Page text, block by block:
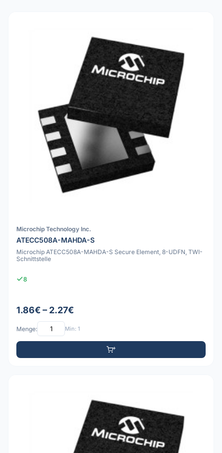
Microchip Technology Inc.
ATECC508A-MAHDA-S
Microchip ATECC508A-MAHDA-S Secure Element, 8-UDFN, TWI-
Schnittstelle
8
1.86€ – 2.27€
Menge: Min: 1